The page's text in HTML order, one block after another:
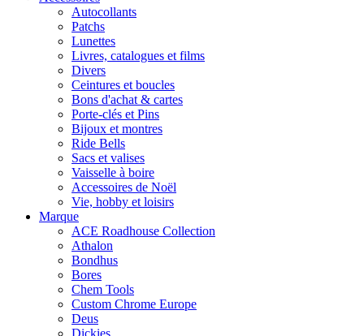
Autocollants
Patchs
Lunettes
Livres, catalogues et films
Divers
Ceintures et boucles
Bons d'achat & cartes
Porte-clés et Pins
Bijoux et montres
Ride Bells
Sacs et valises
Vaisselle à boire
Accessoires de Noël
Vie, hobby et loisirs
Marque
ACE Roadhouse Collection
Athalon
Bondhus
Bores
Chem Tools
Custom Chrome Europe
Deus
Dickies